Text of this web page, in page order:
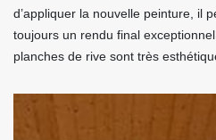
d’appliquer la nouvelle peinture, il
toujours un rendu final
planches de rive sont très